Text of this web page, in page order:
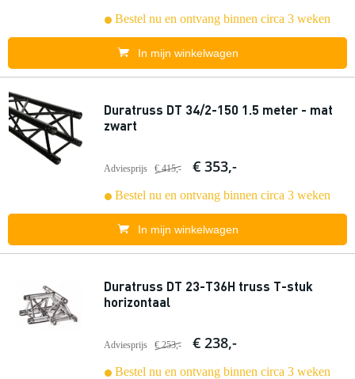
Bestel nu en ontvang binnen circa 3 weken
In mijn winkelwagen
Duratruss DT 34/2-150 1.5 meter - mat
zwart
Adviesprijs € 415,- € 353,-
Bestel nu en ontvang binnen circa 3 weken
In mijn winkelwagen
Duratruss DT 23-T36H truss T-stuk
horizontaal
Adviesprijs € 253,- € 238,-
Bestel nu en ontvang binnen circa 3 weken